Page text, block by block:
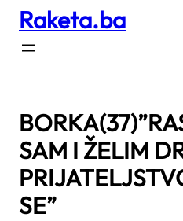
Skip
content
Raketa.ba
SAM I ŽELIM
SE”